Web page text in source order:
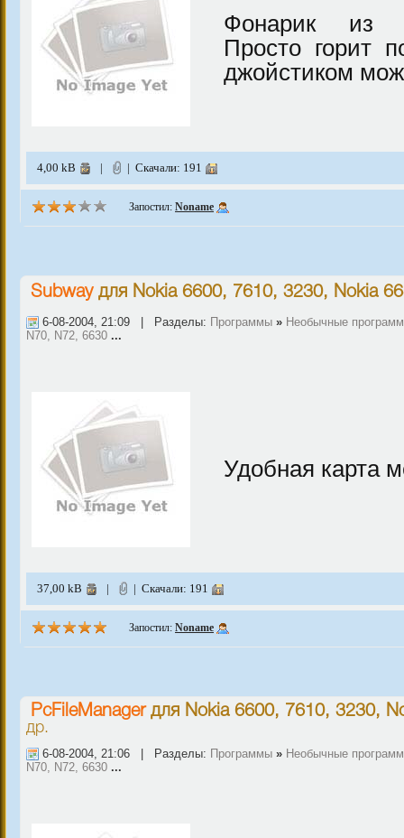
Фонарик из
Просто горит
джойстиком
4,00 kB | | Скачали: 191
Запостил: Noname
Subwayдля Nokia 6600, 7610, 3230, Nokia
6-08-2004, 21:09 | Разделы: Программы » Необычные
N70, N72, 6630 ...
Удобная карта
37,00 kB | | Скачали: 191
Запостил: Noname
PcFileManagerдля Nokia 6600, 7610, 3230,
др.
6-08-2004, 21:06 | Разделы: Программы » Необычные
N70, N72, 6630 ...